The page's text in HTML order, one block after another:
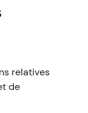
relatives
de